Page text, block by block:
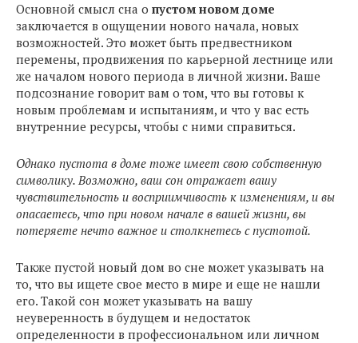
Основной смысл сна о пустом новом доме
заключается в ощущении нового начала, новых
возможностей. Это может быть предвестником
перемены, продвижения по карьерной лестнице или
же началом нового периода в личной жизни. Ваше
подсознание говорит вам о том, что вы готовы к
новым проблемам и испытаниям, и что у вас есть
внутренние ресурсы, чтобы с ними справиться.
Однако пустота в доме тоже имеет свою собственную
символику. Возможно, ваш сон отражает вашу
чувствительность и восприимчивость к изменениям, и вы
опасаетесь, что при новом начале в вашей жизни, вы
потеряете нечто важное и столкнетесь с пустотой.
Также пустой новый дом во сне может указывать на
то, что вы ищете свое место в мире и еще не нашли
его. Такой сон может указывать на вашу
неуверенность в будущем и недостаток
определенности в профессиональном или личном